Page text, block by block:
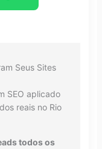
Seus Sites
SEO aplicado
reais no Rio
todos os